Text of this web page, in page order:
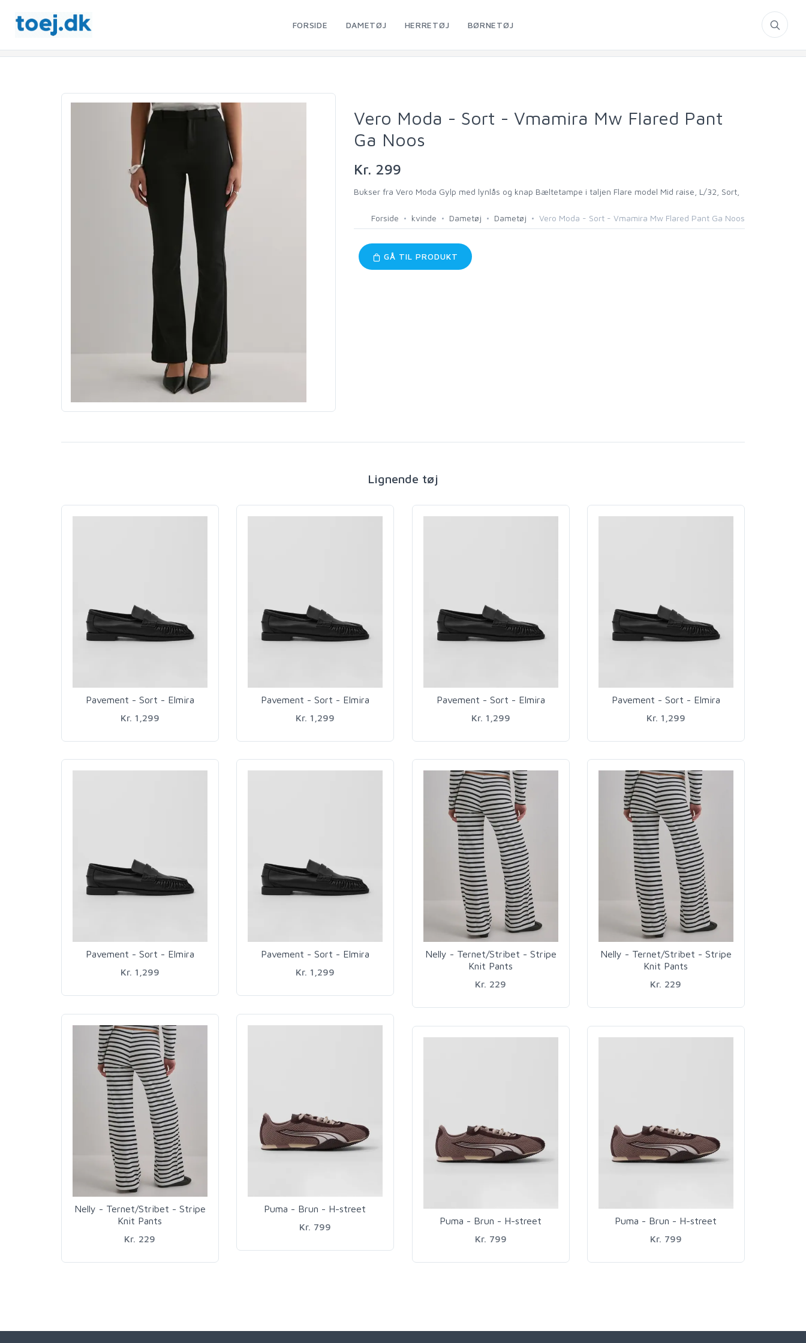
FORSIDE DAMETØJ HERRETØJ BØRNETØJ
Vero Moda - Sort - Vmamira Mw Flared Pant
Ga Noos
Kr. 299
Bukser fra Vero Moda Gylp med lynlås og knap Bæltetampe i taljen Flare model Mid raise, L/32, Sort,
Forside kvinde Dametøj Dametøj Vero Moda - Sort - Vmamira Mw Flared Pant Ga Noos
GÅ TIL PRODUKT
Lignende tøj
Pavement - Sort - Elmira
Kr. 1,299
Pavement - Sort - Elmira
Kr. 1,299
Pavement - Sort - Elmira
Kr. 1,299
Pavement - Sort - Elmira
Kr. 1,299
Pavement - Sort - Elmira
Kr. 1,299
Pavement - Sort - Elmira
Kr. 1,299
Nelly - Ternet/Stribet - Stripe
Knit Pants
Kr. 229
Nelly - Ternet/Stribet - Stripe
Knit Pants
Kr. 229
Nelly - Ternet/Stribet - Stripe
Knit Pants
Kr. 229
Puma - Brun - H-street
Kr. 799
Puma - Brun - H-street
Kr. 799
Puma - Brun - H-street
Kr. 799